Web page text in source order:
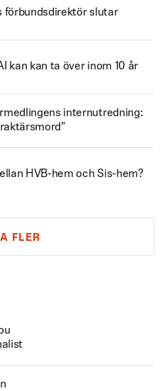
förbundsdirektör slutar
kan kan ta över inom 10 år
internutredning:
HVB-hem och Sis-hem?
FLER